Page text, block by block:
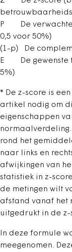
P De verwachte
0,5 voor 50%)
(1-p) De
E De gewenste
5%)
* De z-score is
artikel nodig om
eigenschappen
normaalverdeling.
rond het
naar links en
afwijkingen van
statistiek in z-
de metingen wilt
afstand vanaf het
uitgedrukt in de z-
In deze formule
meegenomen.